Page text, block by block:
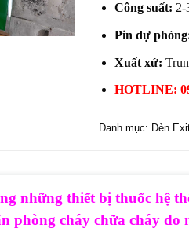
Công suất: 2-
Pin dự
Xuất xứ:
HOTLINE:
Danh mục: Đèn
những thiết bị thuốc hệ
phòng cháy chữa cháy